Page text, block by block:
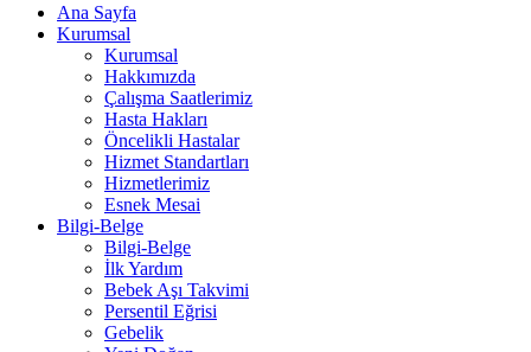
Ana Sayfa
Kurumsal
Kurumsal
Hakkımızda
Çalışma Saatlerimiz
Hasta Hakları
Öncelikli Hastalar
Hizmet Standartları
Hizmetlerimiz
Esnek Mesai
Bilgi-Belge
Bilgi-Belge
İlk Yardım
Bebek Aşı Takvimi
Persentil Eğrisi
Gebelik